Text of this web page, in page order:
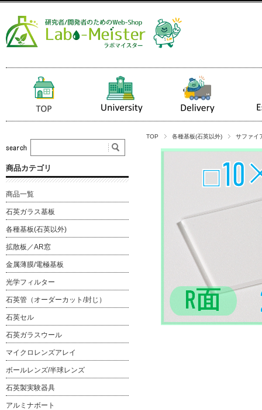
TOP 各種基板(石英以外) サファイ
商品カテゴリ
商品一覧
石英ガラス基板
各種基板(石英以外)
拡散板／AR窓
金属薄膜/電極基板
光学フィルター
石英管（オーダーカット/封じ）
石英セル
石英ガラスウール
マイクロレンズアレイ
ボールレンズ/半球レンズ
石英製実験器具
アルミナボート